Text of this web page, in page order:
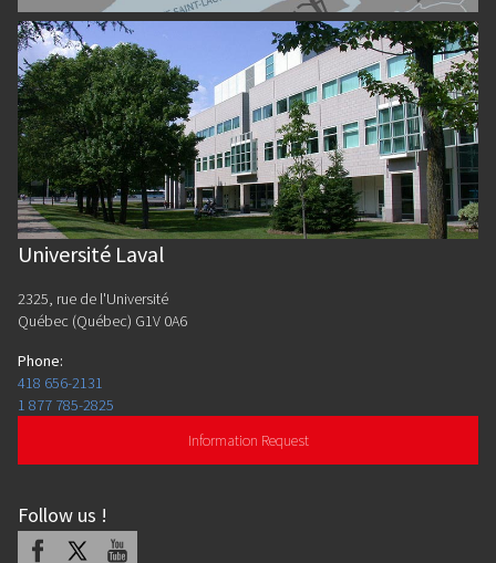
Université Laval
2325, rue de l'Université
Québec (Québec) G1V 0A6
Phone:
418 656-2131
1 877 785-2825
Information Request
Follow us !
Facebook Youtube